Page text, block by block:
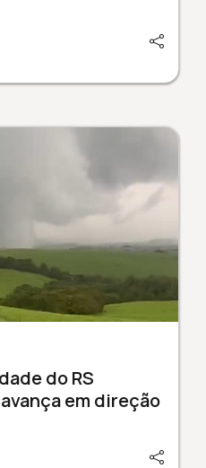
do RS
em direção